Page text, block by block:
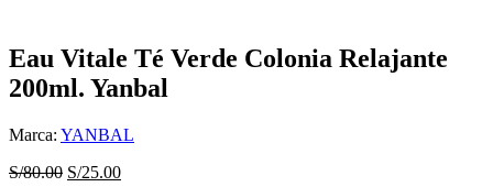
Eau Vitale Té Verde Colonia Relajante
200ml. Yanbal
Marca: YANBAL
S/80.00 El
S/25.00El